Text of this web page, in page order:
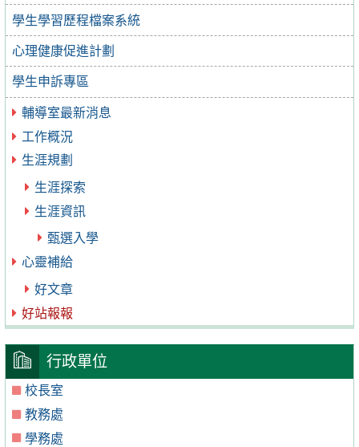
學生學習歷程檔案系統
心理健康促進計劃
學生申訴專區
輔導室最新消息
工作概況
生涯規劃
生涯探索
生涯資訊
甄選入學
心靈補給
好文章
好站報報
行政單位
校長室
教務處
學務處